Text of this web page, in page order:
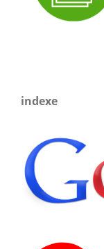
indexe